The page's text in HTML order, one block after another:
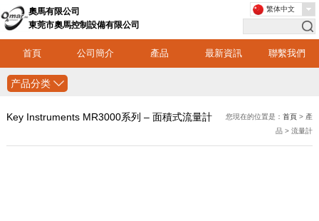
奧馬有限公司
東莞市奧馬控制設備有限公司
首頁 公司簡介 產品 最新資訊 聯繫我們
繁体中文
产品分类
Key Instruments MR3000系列 – 面積式流量計 您現在的位置是：首頁 > 產
品 > 流量計